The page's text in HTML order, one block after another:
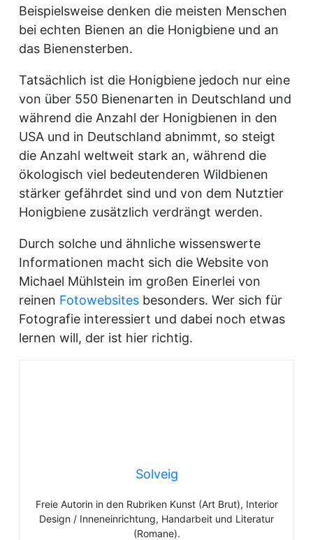
Beispielsweise denken die meisten Menschen
bei echten Bienen an die Honigbiene und an
das Bienensterben.
Tatsächlich ist die Honigbiene jedoch nur eine
von über 550 Bienenarten in Deutschland und
während die Anzahl der Honigbienen in den
USA und in Deutschland abnimmt, so steigt
die Anzahl weltweit stark an, während die
ökologisch viel bedeutenderen Wildbienen
stärker gefährdet sind und von dem Nutztier
Honigbiene zusätzlich verdrängt werden.
Durch solche und ähnliche wissenswerte
Informationen macht sich die Website von
Michael Mühlstein im großen Einerlei von
reinen Fotowebsites besonders. Wer sich für
Fotografie interessiert und dabei noch etwas
lernen will, der ist hier richtig.
Solveig
Freie Autorin in den Rubriken Kunst (Art Brut), Interior
Design / Inneneinrichtung, Handarbeit und Literatur
(Romane).